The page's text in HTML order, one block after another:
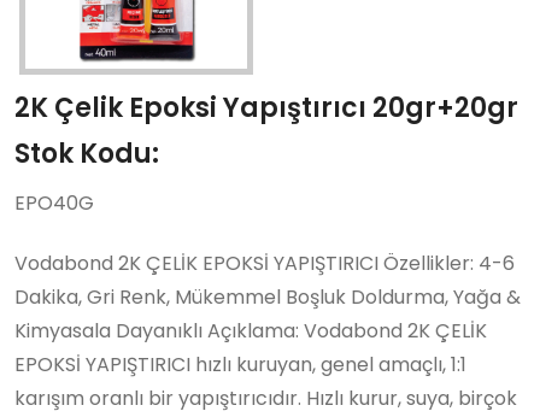
2K Çelik Epoksi Yapıştırıcı 20gr+20gr
Stok Kodu:
EPO40G
Vodabond 2K ÇELİK EPOKSİ YAPIŞTIRICI Özellikler: 4-6
Dakika, Gri Renk, Mükemmel Boşluk Doldurma, Yağa &
Kimyasala Dayanıklı Açıklama: Vodabond 2K ÇELİK
EPOKSİ YAPIŞTIRICI hızlı kuruyan, genel amaçlı, 1:1
karışım oranlı bir yapıştırıcıdır. Hızlı kurur, suya, birçok